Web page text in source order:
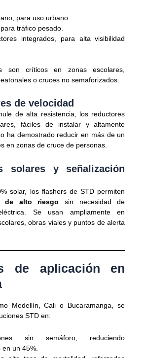
para uso urbano.
tráfico pesado.
integrados, para alta visibilidad
son críticos en zonas escolares,
o cruces no semaforizados.
de velocidad
de alta resistencia, los reductores
fáciles de instalar y altamente
ha demostrado reducir en más de un
en zonas de cruce de personas.
solares y señalización
solar, los flashers de STD permiten
de alto riesgo sin necesidad de
Se usan ampliamente en
obras viales y puntos de alerta
de aplicación en
Medellín, Cali o Bucaramanga, se
STD en:
sin semáforo, reduciendo
un 45%.